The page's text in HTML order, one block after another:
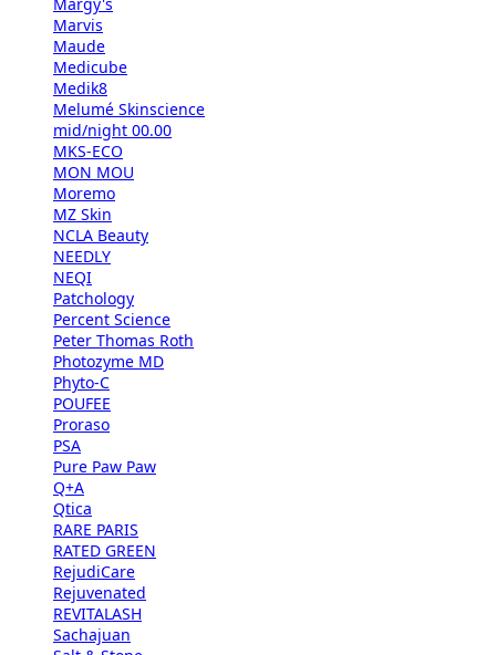
Marvis
Maude
Medicube
Medik8
Melumé Skinscience
mid/night 00.00
MKS-ECO
MON MOU
Moremo
MZ Skin
NCLA Beauty
NEEDLY
NEQI
Patchology
Percent Science
Peter Thomas Roth
Photozyme MD
Phyto-C
POUFEE
Proraso
PSA
Pure Paw Paw
Q+A
Qtica
RARE PARIS
RATED GREEN
RejudiCare
Rejuvenated
REVITALASH
Sachajuan